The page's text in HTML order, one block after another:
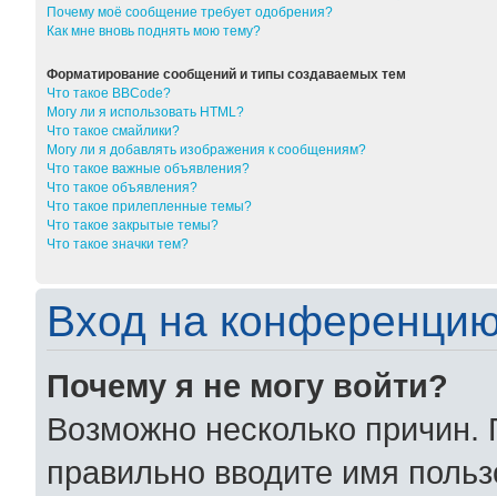
Почему моё сообщение требует одобрения?
Как мне вновь поднять мою тему?
Форматирование сообщений и типы создаваемых тем
Что такое BBCode?
Могу ли я использовать HTML?
Что такое смайлики?
Могу ли я добавлять изображения к сообщениям?
Что такое важные объявления?
Что такое объявления?
Что такое прилепленные темы?
Что такое закрытые темы?
Что такое значки тем?
Вход на
Почему я не могу войти?
Возможно несколько причин.
правильно вводите имя